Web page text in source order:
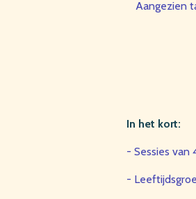
Aangezien
In het kort:
- Sessies van
-